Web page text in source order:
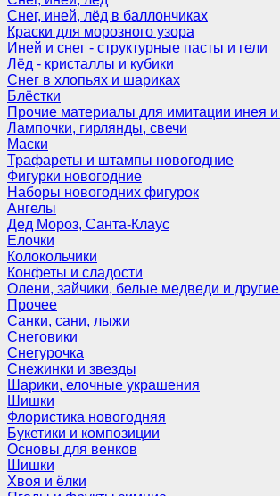
Снег, иней, лёд в баллончиках
Краски для морозного узора
Иней и снег - структурные пасты и гели
Лёд - кристаллы и кубики
Снег в хлопьях и шариках
Блёстки
Прочие материалы для имитации инея и
Лампочки, гирлянды, свечи
Маски
Трафареты и штампы новогодние
Фигурки новогодние
Наборы новогодних фигурок
Ангелы
Дед Мороз, Санта-Клаус
Елочки
Колокольчики
Конфеты и сладости
Олени, зайчики, белые медведи и
Прочее
Санки, сани, лыжи
Снеговики
Снегурочка
Снежинки и звезды
Шарики, елочные украшения
Шишки
Флористика новогодняя
Букетики и композиции
Основы для венков
Шишки
Хвоя и ёлки